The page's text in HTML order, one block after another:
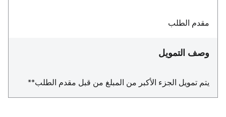
مقدم الطلب
وصف التمويل
يتم تمويل الجزء الأكبر من المبلغ من قبل مقدم الطلب**